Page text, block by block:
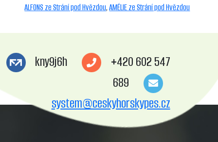
ALFONS ze Strání pod Hvězdou,AMÉLIE ze Strání pod Hvězdou
kny9j6h
+420 602 547
689
system@ceskyhorskypes.cz